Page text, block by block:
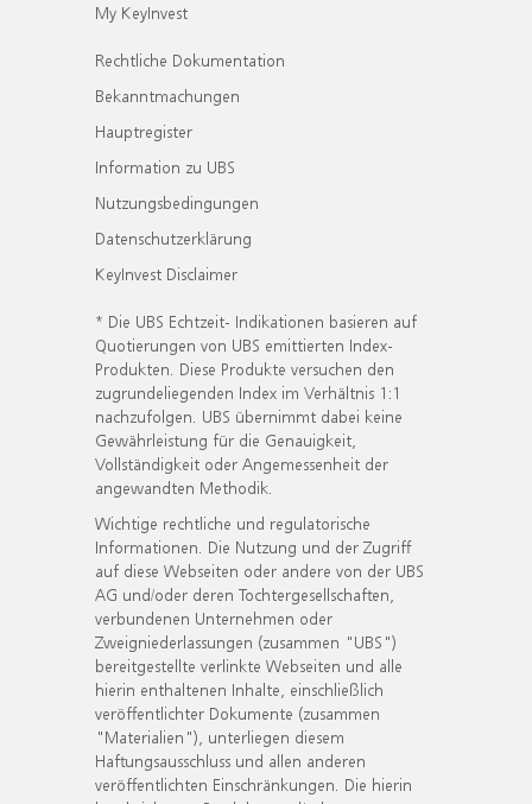
My KeyInvest
Rechtliche Dokumentation
Bekanntmachungen
Hauptregister
Information zu UBS
Nutzungsbedingungen
Datenschutzerklärung
KeyInvest Disclaimer
* Die UBS Echtzeit- Indikationen basieren auf
Quotierungen von UBS emittierten Index-
Produkten. Diese Produkte versuchen den
zugrundeliegenden Index im Verhältnis 1:1
nachzufolgen. UBS übernimmt dabei keine
Gewährleistung für die Genauigkeit,
Vollständigkeit oder Angemessenheit der
angewandten Methodik.
Wichtige rechtliche und regulatorische
Informationen. Die Nutzung und der Zugriff
auf diese Webseiten oder andere von der UBS
AG und/oder deren Tochtergesellschaften,
verbundenen Unternehmen oder
Zweigniederlassungen (zusammen "UBS")
bereitgestellte verlinkte Webseiten und alle
hierin enthaltenen Inhalte, einschließlich
veröffentlichter Dokumente (zusammen
"Materialien"), unterliegen diesem
Haftungsausschluss und allen anderen
veröffentlichten Einschränkungen. Die hierin